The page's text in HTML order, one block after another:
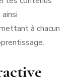
à chacun